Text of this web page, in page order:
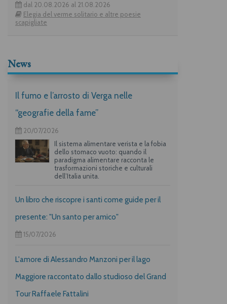
dal 20.08.2026 al 21.08.2026
Elegia del verme solitario e altre poesie
scapigliate
News
Il fumo e l’arrosto di Verga nelle
“geografie della fame”
20/07/2026
Il sistema alimentare verista e la fobia
dello stomaco vuoto: quando il
paradigma alimentare racconta le
trasformazioni storiche e culturali
dell’Italia unita.
Un libro che riscopre i santi come guide per il
presente: "Un santo per amico"
15/07/2026
L'amore di Alessandro Manzoni per il lago
Maggiore raccontato dallo studioso del Grand
Tour Raffaele Fattalini